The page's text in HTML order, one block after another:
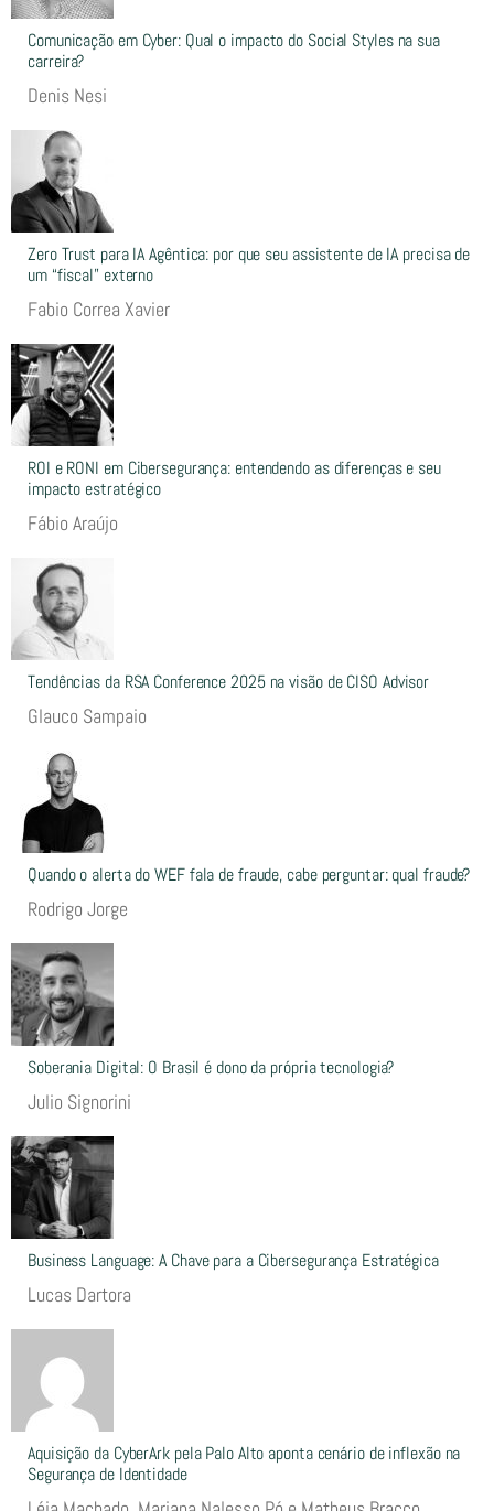
Comunicação em Cyber: Qual o impacto do Social Styles na sua
carreira?
Denis Nesi
Zero Trust para IA Agêntica: por que seu assistente de IA precisa de
um “fiscal” externo
Fabio Correa Xavier
ROI e RONI em Cibersegurança: entendendo as diferenças e seu
impacto estratégico
Fábio Araújo
Tendências da RSA Conference 2025 na visão de CISO Advisor
Glauco Sampaio
Quando o alerta do WEF fala de fraude, cabe perguntar: qual fraude?
Rodrigo Jorge
Soberania Digital: O Brasil é dono da própria tecnologia?
Julio Signorini
Business Language: A Chave para a Cibersegurança Estratégica
Lucas Dartora
Aquisição da CyberArk pela Palo Alto aponta cenário de inflexão na
Segurança de Identidade